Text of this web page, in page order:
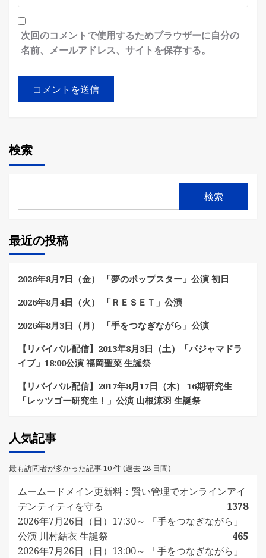
次回のコメントで使用するためブラウザーに自分の
名前、メールアドレス、サイトを保存する。
検索
検索
最近の投稿
2026年8月7日（金） 「夢のポップスター」公演 初日
2026年8月4日（火） 「ＲＥＳＥＴ」公演
2026年8月3日（月） 「手をつなぎながら」公演
【リバイバル配信】2013年8月3日（土）「パジャマドラ
イブ」18:00公演 福岡聖菜 生誕祭
【リバイバル配信】2017年8月17日（木） 16期研究生
「レッツゴー研究生！」公演 山根涼羽 生誕祭
人気記事
最も訪問者が多かった記事 10 件 (過去 28 日間)
ムームードメイン更新料：賢い管理でオンラインアイ
デンティティを守る
1378
2026年7月26日（日）17:30～ 「手をつなぎながら」
公演 川村結衣 生誕祭
465
2026年7月26日（日）13:00～ 「手をつなぎながら」